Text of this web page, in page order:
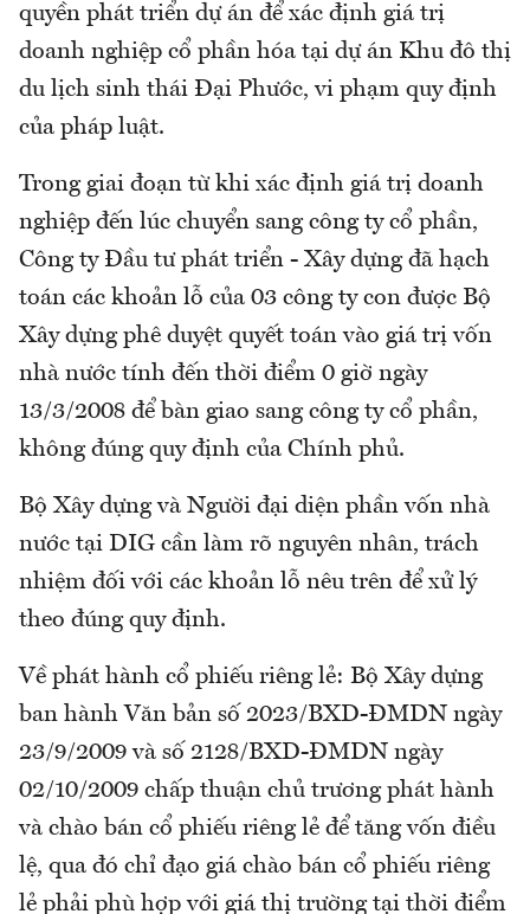
quyền phát triển dự án để xác định giá trị
doanh nghiệp cổ phần hóa tại dự án Khu đô thị
du lịch sinh thái Đại Phước, vi phạm quy định
của pháp luật.
Trong giai đoạn từ khi xác định giá trị doanh
nghiệp đến lúc chuyển sang công ty cổ phần,
Công ty Đầu tư phát triển - Xây dựng đã hạch
toán các khoản lỗ của 03 công ty con được Bộ
Xây dựng phê duyệt quyết toán vào giá trị vốn
nhà nước tính đến thời điểm 0 giờ ngày
13/3/2008 để bàn giao sang công ty cổ phần,
không đúng quy định của Chính phủ.
Bộ Xây dựng và Người đại diện phần vốn nhà
nước tại DIG cần làm rõ nguyên nhân, trách
nhiệm đối với các khoản lỗ nêu trên để xử lý
theo đúng quy định.
Về phát hành cổ phiếu riêng lẻ: Bộ Xây dựng
ban hành Văn bản số 2023/BXD-ĐMDN ngày
23/9/2009 và số 2128/BXD-ĐMDN ngày
02/10/2009 chấp thuận chủ trương phát hành
và chào bán cổ phiếu riêng lẻ để tăng vốn điều
lệ, qua đó chỉ đạo giá chào bán cổ phiếu riêng
lẻ phải phù hợp với giá thị trường tại thời điểm